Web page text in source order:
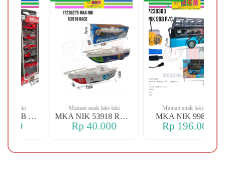
MKA NIK KX06-B FREE
Mainan anak laki-laki
MKA NIK 53918 RACE
Rp 40.000
Mainan anak laki-laki
MKA NIK 998 R/C
Rp 196.000